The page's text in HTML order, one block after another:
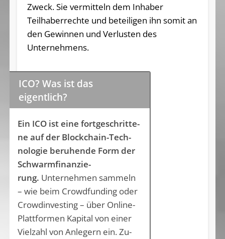
Zweck. Sie vermitteln dem Inhaber
Teilhaberrechte und beteiligen ihn somit an
den Gewinnen und Verlusten des
Unternehmens.
ICO? Was ist das
eigentlich?
Ein ICO ist ei­ne fort­ge­schrit­te­
ne auf der Block­chain-Tech­
no­lo­gie be­ru­hen­de Form der
Schwarm­fi­nan­zie­
rung. Unternehmen sam­meln
– wie beim Crowd­fun­ding oder
Crow­din­ves­ting – über On­line­-
Platt­for­men Ka­pi­tal von ei­ner
Viel­zahl von An­le­gern ein. Zu­